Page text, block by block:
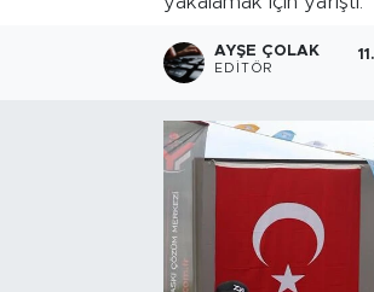
AYŞE ÇOLAK
EDITÖR
Haber Arşivi